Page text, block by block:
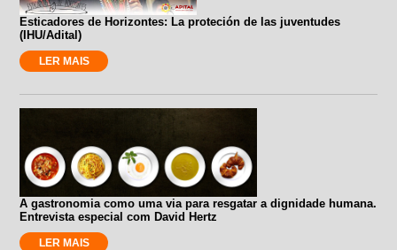
Esticadores de Horizontes: La proteción de las juventudes
(IHU/Adital)
LER MAIS
A gastronomia como uma via para resgatar a dignidade humana.
Entrevista especial com David Hertz
LER MAIS